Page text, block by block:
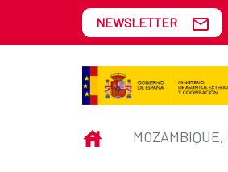
Skip to Main Content
Mozambique, la
NEWSLETTER
INICIO